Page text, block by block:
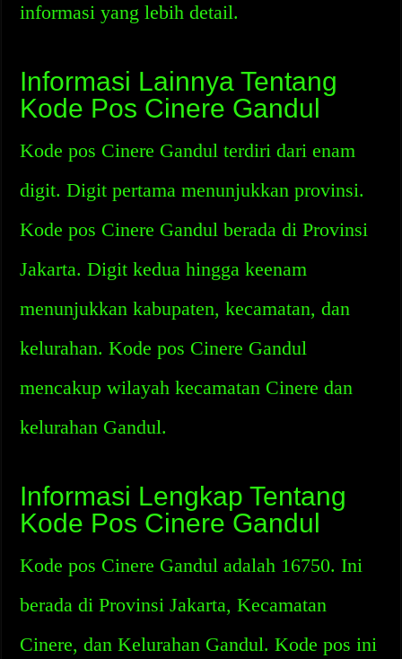
informasi yang lebih detail.
Informasi Lainnya Tentang
Kode Pos Cinere Gandul
Kode pos Cinere Gandul terdiri dari enam
digit. Digit pertama menunjukkan provinsi.
Kode pos Cinere Gandul berada di Provinsi
Jakarta. Digit kedua hingga keenam
menunjukkan kabupaten, kecamatan, dan
kelurahan. Kode pos Cinere Gandul
mencakup wilayah kecamatan Cinere dan
kelurahan Gandul.
Informasi Lengkap Tentang
Kode Pos Cinere Gandul
Kode pos Cinere Gandul adalah 16750. Ini
berada di Provinsi Jakarta, Kecamatan
Cinere, dan Kelurahan Gandul. Kode pos ini